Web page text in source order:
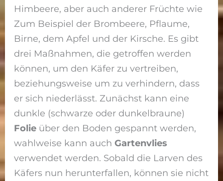
Himbeere, aber auch anderer Früchte wie
Zum Beispiel der Brombeere, Pflaume,
Birne, dem Apfel und der Kirsche. Es gibt
drei Maßnahmen, die getroffen werden
können, um den Käfer zu vertreiben,
beziehungsweise um zu verhindern, dass
er sich niederlässt. Zunächst kann eine
dunkle (schwarze oder dunkelbraune)
Folie über den Boden gespannt werden,
wahlweise kann auchGartenvlies
verwendet werden. Sobald die Larven des
Käfers nun herunterfallen, können sie nicht